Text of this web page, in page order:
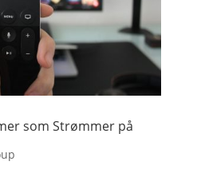
som Strømmer på